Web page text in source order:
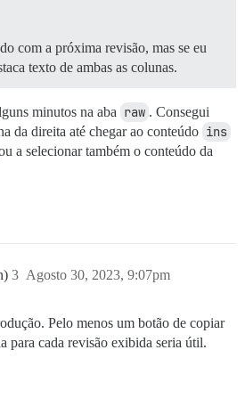
com a próxima revisão, mas se eu
texto de ambas as colunas.
minutos na aba raw . Consegui
da direita até chegar ao conteúdo ins
a selecionar também o conteúdo da
Agosto 30, 2023, 9:07pm
3
Pelo menos um botão de copiar
para cada revisão exibida seria útil.